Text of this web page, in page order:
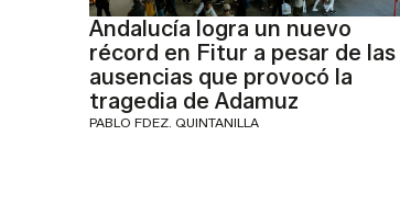
Andalucía logra un nuevo
récord en Fitur a pesar de las
ausencias que provocó la
tragedia de Adamuz
PABLO FDEZ. QUINTANILLA